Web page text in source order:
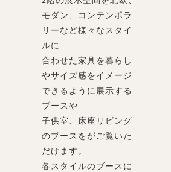
モダン、コンテンポラ
リーなど様々なスタイ
ルに
合わせた家具を暮らし
やサイズ感をイメージ
できるように展示する
ブースや
子供室、床座リビング
のブースをがご覧いた
だけます。
各スタイルのブースに